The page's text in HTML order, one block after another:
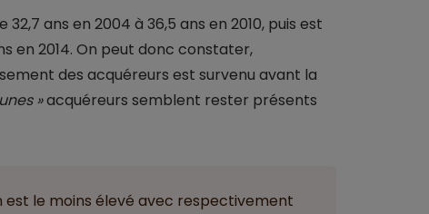
ans en 2004 à 36,5 ans en 2010, puis est
en 2014. On peut donc constater,
des acquéreurs est survenu avant la
»acquéreurs semblent rester présents
est le moins élevé avec respectivement